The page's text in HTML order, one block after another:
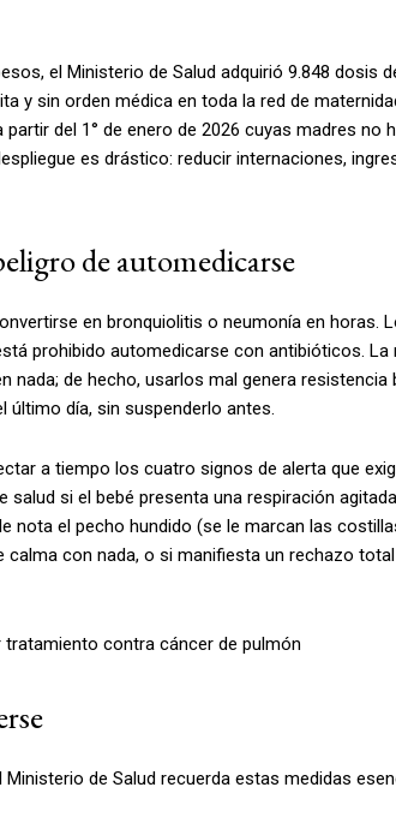
el Ministerio de Salud adquirió 9.848 dosis
y sin orden médica en toda la red de
del 1° de enero de 2026 cuyas madres no
es drástico: reducir internaciones,
de automedicarse
en bronquiolitis o neumonía en horas.
prohibido automedicarse con antibióticos. La
de hecho, usarlos mal genera resistencia
día, sin suspenderlo antes.
a tiempo los cuatro signos de alerta que
salud si el bebé presenta una respiración
nota el pecho hundido (se le marcan las
con nada, o si manifiesta un rechazo
contra cáncer de pulmón
de Salud recuerda estas medidas